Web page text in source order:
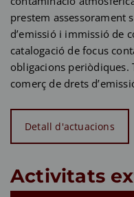
prestem assessorament
d’emissió i immissió de
catalogació de focus
obligacions periòdiques.
comerç de drets
Detall d'actuacions
Activitats